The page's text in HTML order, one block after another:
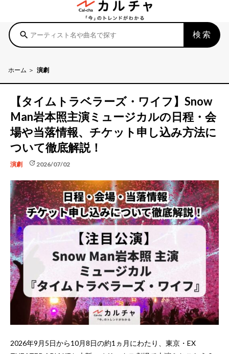
search 検索
ホーム 演劇
【タイムトラベラーズ・ワイフ】Snow
Man岩本照主演ミュージカルの日程・会
場や当落情報、チケット申し込み方法に
ついて徹底解説！
演劇 update 2026/07/02
2026年9月5日から10月8日の約1ヵ月にわたり、東京・EX